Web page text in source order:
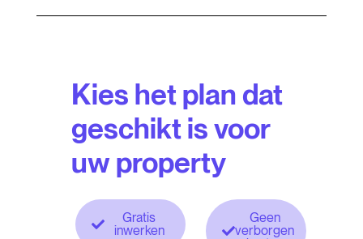
Kies het plan dat
geschikt is voor
uw property
Gratis
inwerken
Geen
verborgen